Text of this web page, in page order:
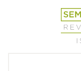
Revista
Semana